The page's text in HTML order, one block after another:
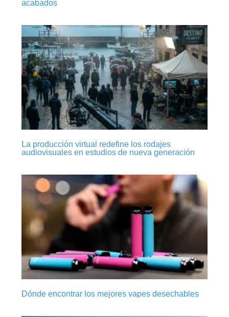
acabados
La producción virtual redefine los rodajes
audiovisuales en estudios de nueva generación
Dónde encontrar los mejores vapes desechables